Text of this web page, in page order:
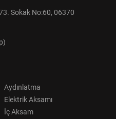
Sokak No:60, 06370
Aydınlatma
Elektrik Aksamı
İç Aksam